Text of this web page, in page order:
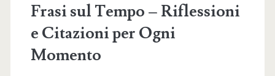
Frasi sul Tempo – Riflessioni
e Citazioni per Ogni
Momento